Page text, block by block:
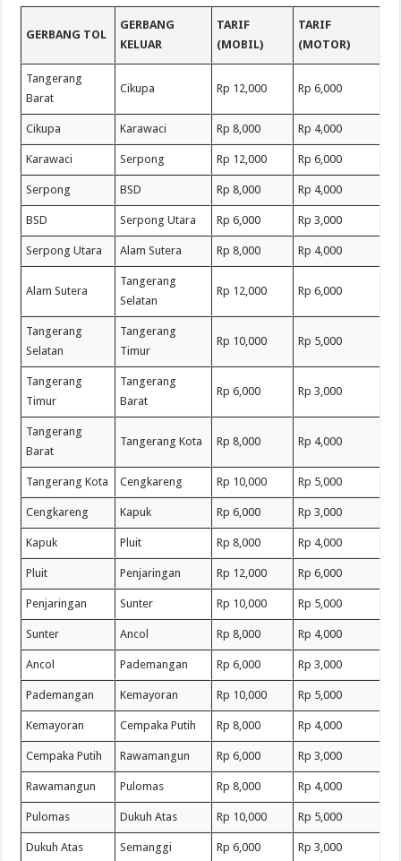
GERBANG TOL
GERBANG
KELUAR
TARIF
(MOBIL)
TARIF
(MOTOR)
Tangerang
Barat
Cikupa Rp 12,000 Rp 6,000
Cikupa Karawaci Rp 8,000 Rp 4,000
Karawaci Serpong Rp 12,000 Rp 6,000
Serpong BSD Rp 8,000 Rp 4,000
BSD Serpong Utara Rp 6,000 Rp 3,000
Serpong Utara Alam Sutera Rp 8,000 Rp 4,000
Alam Sutera
Tangerang
Selatan
Rp 12,000 Rp 6,000
Tangerang
Selatan
Tangerang
Timur
Rp 10,000 Rp 5,000
Tangerang
Timur
Tangerang
Barat
Rp 6,000 Rp 3,000
Tangerang
Barat
Tangerang Kota Rp 8,000 Rp 4,000
Tangerang Kota Cengkareng Rp 10,000 Rp 5,000
Cengkareng Kapuk Rp 6,000 Rp 3,000
Kapuk Pluit Rp 8,000 Rp 4,000
Pluit Penjaringan Rp 12,000 Rp 6,000
Penjaringan Sunter Rp 10,000 Rp 5,000
Sunter Ancol Rp 8,000 Rp 4,000
Ancol Pademangan Rp 6,000 Rp 3,000
Pademangan Kemayoran Rp 10,000 Rp 5,000
Kemayoran Cempaka Putih Rp 8,000 Rp 4,000
Cempaka Putih Rawamangun Rp 6,000 Rp 3,000
Rawamangun Pulomas Rp 8,000 Rp 4,000
Pulomas Dukuh Atas Rp 10,000 Rp 5,000
Dukuh Atas Semanggi Rp 6,000 Rp 3,000